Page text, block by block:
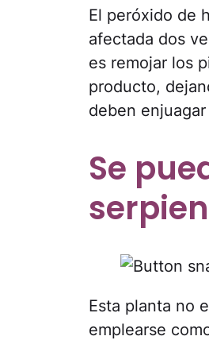
El peróxido de
afectada dos
es remojar los
producto,
deben
Se
Esta planta no
emplearse